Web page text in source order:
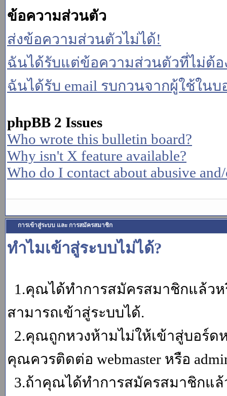
ข้อความส่วนตัว
ส่งข้อความส่วนตัวไม่ได้!
ฉันได้รับแต่ข้อความส่วนตัวที่ไม่ต้อ
ฉันได้รับ email รบกวนจากผู้ใช้ใน
phpBB 2 Issues
Who wrote this bulletin board?
Why isn't X feature available?
Who do I contact about abusive
การเข้าสู่ระบบ และ การสมัครสมาชิก
ทำไมเข้าสู่ระบบไม่ได้?
1.คุณได้ทำการสมัครสมาชิกแล้ว
สามารถเข้าสู่ระบบได้.
2.คุณถูกหวงห้ามไม่ให้เข้าสู่บอร์ด
คุณควรติดต่อ webmaster หรือ
3.ถ้าคุณได้ทำการสมัครสมาชิกแ